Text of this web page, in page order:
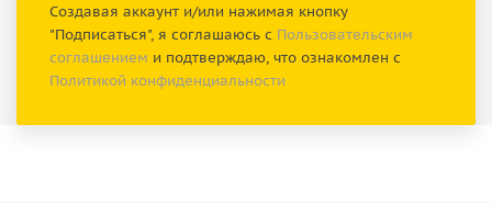
Создавая аккаунт и/или нажимая кнопку
"Подписаться", я соглашаюсь с Пользовательским
соглашением и подтверждаю, что ознакомлен с
Политикой конфиденциальности